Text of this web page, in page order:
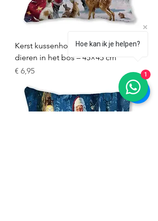
Kerst kussenhoes – kerstman met
dieren in het bos – 45×45 cm
Prijs
€ 6,95
Hoe kan ik je helpen?
1